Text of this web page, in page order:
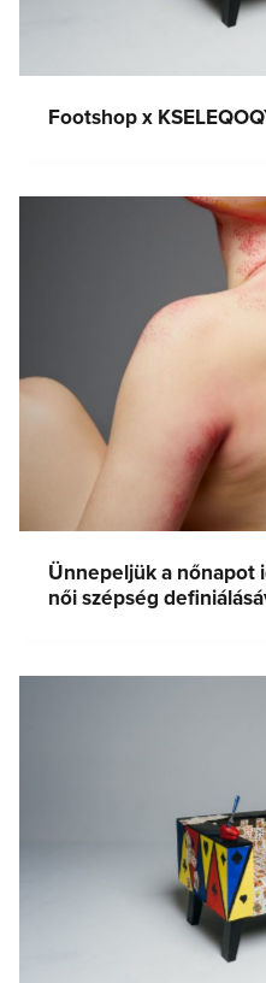
Footshop x
Ünnepeljük a nőnapot
női szépség